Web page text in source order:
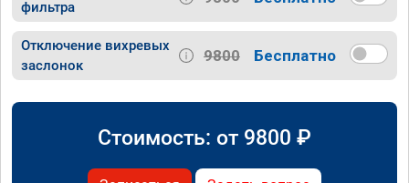
фильтра
Отключение вихревых
заслонок
9800 Бесплатно
Стоимость: от 9800 ₽